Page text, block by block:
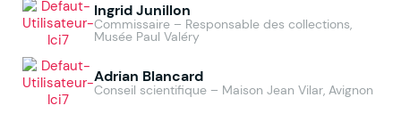
Ingrid Junillon
Commissaire – Responsable des collections,
Musée Paul Valéry
Adrian Blancard
Conseil scientifique – Maison Jean Vilar, Avignon